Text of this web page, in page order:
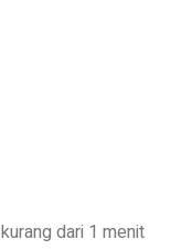
kurang dari 1 menit